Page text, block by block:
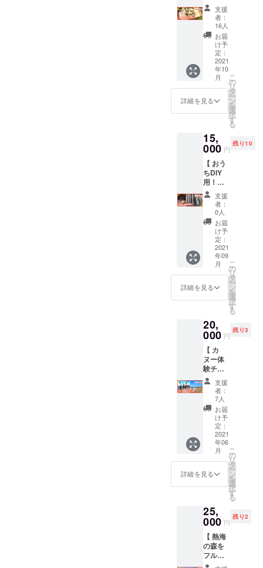
達スケ
ジュー
ルの関
係で配
送が遅
れるこ
ともあ
ります
のでご
了承く
ださい
ATAMi
On
Flowers
WEBサ
イト
http://o
nflower
s.jp/ata
mi/
さが
「一咫
（ひと
あ
た）」
ですの
で、そ
の1.5倍
の長さ
に希望
の長さ
びくだ
さい。
〈仕上
げ塗装
につい
て〉 下
記のど
ちらか
をお選
びくだ
さい ①
無塗
装：ヒ
ノキの
香りや
木のそ
のもの
の手触
りを楽
す。自
身でオ
イルや
漆を
塗って
アレン
ジした
い人に
もおす
すめ！
② オイ
ル：無
塗装よ
りは水
に強く
なり、
木の素
材感も
残る加
す。間
伐材の
箸を
使って
みたい
人には
こちら
ノキの
BBQ用
プラン
ク材（1
枚） ※
リター
ンは「
宇田水
産 」さ
発送し
ます ※
り身サ
イズは1
切80gで
す ※ ア
タミマ
スの賞
味期限
は、到
着後冷
蔵で１
週間、
冷凍で
3ヶ月で
す ※ お
届け予
2021年
7月頃か
予定し
ていま
す ※ プ
ランク
材のサ
イズは
「 長さ
約
35~38c
m × 幅
約
11~16c
m × 高
さ約
1~2cm
」です
（間伐
材のた
めサイ
異はご
了承く
ださ
い） 宇
田水産
WEBサ
イト
お礼の
気持ち
を込め
たメッ
セージ
・純熱
海産の
橙100％
精油
） ・間
伐ヒノ
（1個）
※ リ
ターン
は「
citry
compa
ny 」さ
んから
発送し
ます ※
2021年
9月まで
にお届
けを予
定して
※ アロ
マ台の
「 長さ
約
10~13c
m × 幅
約
5~8cm
前後 ×
高さ約
4cm 」
です
（間伐
材のた
めサイ
ズの差
異はご
ださ
い） 橙
citry
compa
ny WEB
サイト
https://
citryco
mpany.
ひ楽し
みにお
越しく
ださ
い！
〈内
容〉 ・
お礼の
気持ち
を込め
たメッ
グ内覧
会の参
加チ
ケット
（1人
分） ・
フィン
ガー
フード
とドリ
ンク付
・お土
産付き
〈 開催
予定日
時 〉 完
成する
秋ごろ
10:00-
15:00
で開催
を予定
してい
ます 詳
しい内
容は、
決まり
次第購
入者限
定でお
知らせ
致しま
ジュー
ルの都
が
10−11
月頃に
なる場
合がご
ざいま
食分)を
お届け
しま
す。 店
内でラ
ンチを
楽しむ
も良
し、
ウッド
デッキ
むも良
し！
〈内
容〉 ・
お礼の
気持ち
を込め
たメッ
セージ
・
Marie's
Kitchen
のラン
チ券(2
効期
限：お
末まで
の週末
土日
（予
定） ※
ウィー
クエン
ドカ
フェの
ため
【土日
限定】
となり
ます ※
注文で
ンチメ
ニュー
ご確認
くださ
い 〈
Marie’s
Kitchen
〉
伐材の
かけら
セット
】 キコ
リーズ
の伐採
したヒ
ノキ間
伐材を
「段
ボール1
箱」に
詰め合
お届け
しま
す！
〈内
容〉 ・
お礼の
気持ち
を込め
たメッ
セージ
・段
ボール1
箱に詰
め込ん
だ間伐
材のか
けら
材のか
けら内
容〉 ・
鍋敷 ・
カッ
ティン
グボー
ド ・斜
め切り
プレー
ト（サ
イン
ボード
や小物
置きな
どに
使って
スマホ
スタン
ド ・
シュー
ズ消臭
剤 ・
支援
者：
16人
お届
け予
定：
2021
年10
月
詳細を見る
こ
の
リ
タ
ー
ン
を
選
択
す
る
15,
000 円
残り10
【 おう
ちDIY
用！間
伐材 板
材 】 キ
コリー
ズの伐
採した
「ヒノ
キ間伐
材の板
(2m)」
をお好
きな長
さに
してお
届けし
ます！
〈内
容〉 ・
お礼の
気持ち
を込め
たメッ
セージ
・ヒノ
キ間伐
材の板
材(約
2m分×1
枚) ※ 備
考欄に
さ」を
記入く
ださい
（サイ
ズが決
まって
支援
者：
0人
お届
け予
定：
2021
年09
月
詳細を見る
こ
の
リ
タ
ー
ン
を
選
択
す
る
20,
000 円
残り3
【 カ
ヌー体
験チ
ケット
】 南熱
海の長
浜海水
浴場で
実施さ
れる
「熱海
楽園カ
ヌー」
のカ
ヌー体
験会の
ケット
(2枚)を
お届け
しま
す。 海
から熱
海の森
支援
者：
7人
お届
け予
定：
2021
年06
月
詳細を見る
こ
の
リ
タ
ー
ン
を
選
択
す
る
25,
000 円
残り2
【 熱海
の森を
フル満
喫ペア